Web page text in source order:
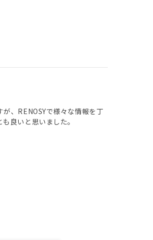
、RENOSYで様々な情報を丁
良いと思いました。